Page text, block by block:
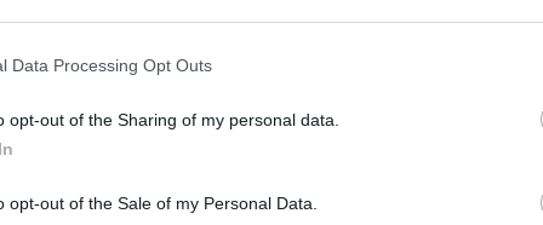
Data Processing Opt Outs
opt-out of the Sharing of my personal data.
opt-out of the Sale of my Personal Data.
empresa pública, en el marco de su programa “Arte para todo.
cultural en la ciudad y promocionar a las entidades que
de Canarias, se ofrece como espacio expositivo itinerante
de interés histórico para todos los públicos.
colaboración entre Guaguas Municipales, El Museo Canario y
del compromiso social a través de la cultura y